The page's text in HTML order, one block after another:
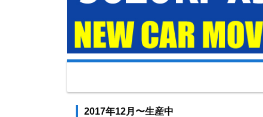
2017年12月〜生産中